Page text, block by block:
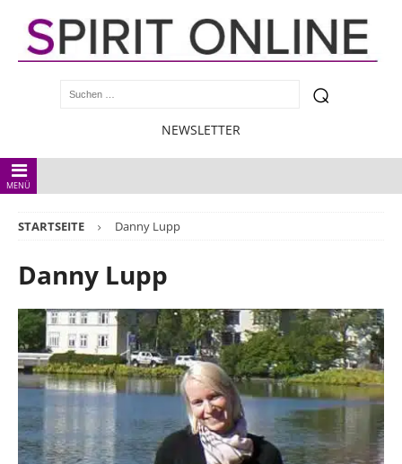
NEWSLETTER
MENÜ
STARTSEITE Danny Lupp
Danny Lupp